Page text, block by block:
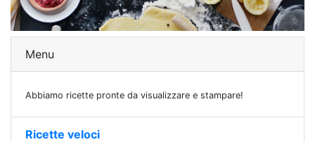
Menu
Abbiamo ricette pronte da visualizzare e stampare!
Ricette veloci